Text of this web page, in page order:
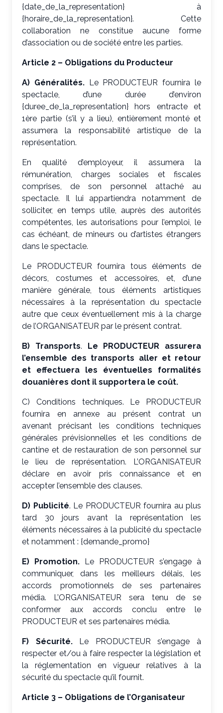
{date_de_la_representation} à
{horaire_de_la_representation}. Cette
collaboration ne constitue aucune forme
d’association ou de société entre les parties.
Article 2 – Obligations du Producteur
A) Généralités.Le PRODUCTEUR fournira le
spectacle, d’une durée d’environ
{duree_de_la_representation} hors entracte et
1ère partie (s’il y a lieu), entièrement monté et
assumera la responsabilité artistique de la
représentation.
En qualité d’employeur, il assumera la
rémunération, charges sociales et fiscales
comprises, de son personnel attaché au
spectacle. Il lui appartiendra notamment de
solliciter, en temps utile, auprès des autorités
compétentes, les autorisations pour l’emploi, le
cas échéant, de mineurs ou d’artistes étrangers
dans le spectacle.
Le PRODUCTEUR fournira tous éléments de
décors, costumes et accessoires, et, d’une
manière générale, tous éléments artistiques
nécessaires à la représentation du spectacle
autre que ceux éventuellement mis à la charge
de l’ORGANISATEUR par le présent contrat.
B) Transports. Le PRODUCTEUR assurera
l’ensemble des transports aller et retour
et effectuera les éventuelles formalités
douanières dont il supportera le coût.
C) Conditions techniques. Le PRODUCTEUR
fournira en annexe au présent contrat un
avenant précisant les conditions techniques
générales prévisionnelles et les conditions de
cantine et de restauration de son personnel sur
le lieu de représentation. L’ORGANISATEUR
déclare en avoir pris connaissance et en
accepter l’ensemble des clauses.
D) Publicité. Le PRODUCTEUR fournira au plus
tard 30 jours avant la représentation les
éléments nécessaires à la publicité du spectacle
et notamment : {demande_promo}
E) Promotion. Le PRODUCTEUR s’engage à
communiquer, dans les meilleurs délais, les
accords promotionnels de ses partenaires
média. L’ORGANISATEUR sera tenu de se
conformer aux accords conclu entre le
PRODUCTEUR et ses partenaires média.
F) Sécurité.Le PRODUCTEUR s’engage à
respecter et/ou à faire respecter la législation et
la réglementation en vigueur relatives à la
sécurité du spectacle qu’il fournit.
Article 3 – Obligations de l’Organisateur